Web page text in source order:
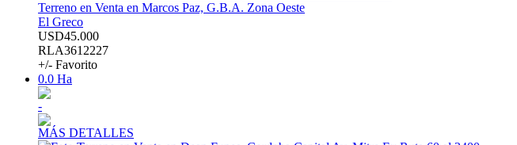
Terreno en Venta en Marcos Paz, G.B.A. Zona Oeste
El Greco
USD45.000
RLA3612227
+/- Favorito
0.0 Ha
-
MÁS DETALLES